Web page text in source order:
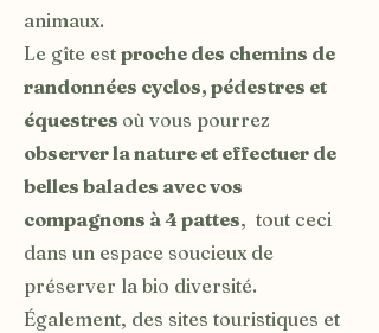
animaux.
Le gîte est proche des chemins de
randonnées cyclos, pédestres et
équestres où vous pourrez
observer la nature et effectuer de
belles balades avec vos
compagnons à 4 pattes, tout ceci
dans un espace soucieux de
préserver la bio diversité.
Également, des sites touristiques et